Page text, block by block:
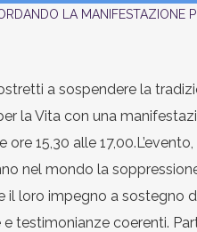
LA MANIFESTAZIONE
a sospendere la
la Vita con una
ore 15,30 alle
nel mondo la
loro impegno a sostegno
testimonianze coerenti.